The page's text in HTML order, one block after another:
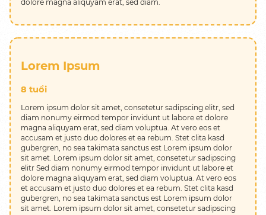
dolore magna aliquyam erat, sed diam.
Lorem Ipsum
8 tuổi
Lorem ipsum dolor sit amet, consetetur sadipscing elitr, sed
diam nonumy eirmod tempor invidunt ut labore et dolore
magna aliquyam erat, sed diam voluptua. At vero eos et
accusam et justo duo dolores et ea rebum. Stet clita kasd
gubergren, no sea takimata sanctus est Lorem ipsum dolor
sit amet. Lorem ipsum dolor sit amet, consetetur sadipscing
elitr Sed diam nonumy eirmod tempor invidunt ut labore et
dolore magna aliquyam erat, sed diam voluptua. At vero eos
et accusam et justo duo dolores et ea rebum. Stet clita kasd
gubergren, no sea takimata sanctus est Lorem ipsum dolor
sit amet. Lorem ipsum dolor sit amet, consetetur sadipscing